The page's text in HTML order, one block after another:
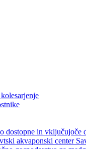
in vključujoče
akvaponski center